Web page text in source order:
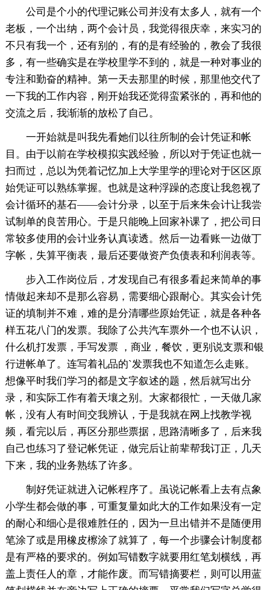
公司是个小的代理记账公司并没有太多人，就有一个
老板，一个出纳，两个会计员，我觉得很庆幸，来实习的
不只有我一个，还有别的，有的是有经验的，教会了我很
多，有一些确实是在学校里学不到的，就是一种对事业的
专注和勤奋的精神。第一天去那里的时候，那里他交代了
一下我的工作内容，刚开始我还觉得蛮紧张的，再和他的
交流之后，我渐渐的放松了自己。
一开始就是叫我先看她们以往所制的会计凭证和帐
目。由于以前在学校模拟实践经验，所以对于凭证也就一
扫而过，总以为凭着记忆加上大学里学的理论对于区区原
始凭证可以熟练掌握。也就是这种浮躁的态度让我忽视了
会计循环的基石——会计分录，以至于后来朱会计让我尝
试制单的良苦用心。于是只能晚上回家补课了，把公司日
常较多使用的会计业务认真读透。然后一边看账一边做丁
字帐，失算平衡表，最后还要做资产负债表和利润表等。
步入工作岗位后，才发现自己有很多看起来简单的事
情做起来却不是那么容易，需要细心跟耐心。其实会计凭
证的填制并不难，难的是分清哪些原始凭证，就是各种各
样五花八门的发票。我除了公共汽车票外一个也不认识，
什么机打发票，手写发票 ，商业，餐饮，更别说支票和银
行进帐单了。连写着礼品的`发票我也不知道怎么走账。
想像平时我们学习的都是文字叙述的题，然后就写出分
录，和实际工作有着天壤之别。大家都很忙，一天做几家
帐，没有人有时间交我辨认，于是我就在网上找教学视
频，看完以后，再区分那些票据，思路清晰多了，后来我
自己也练习了登记帐凭证，做完后让前辈帮我订正，几天
下来，我的业务熟练了许多。
制好凭证就进入记帐程序了。虽说记帐看上去有点象
小学生都会做的事，可重复量如此大的工作如果没有一定
的耐心和细心是很难胜任的，因为一旦出错并不是随便用
笔涂了或是用橡皮檫涂了就算了，每一个步骤会计制度都
是有严格的要求的。例如写错数字就要用红笔划横线，再
盖上责任人的章，才能作废。而写错摘要栏，则可以用蓝